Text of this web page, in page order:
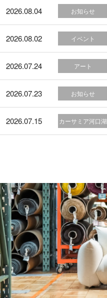
2026.08.04 お知らせ
2026.08.02 イベント
2026.07.24 アート
2026.07.23 お知らせ
2026.07.15 カーサミア河口湖